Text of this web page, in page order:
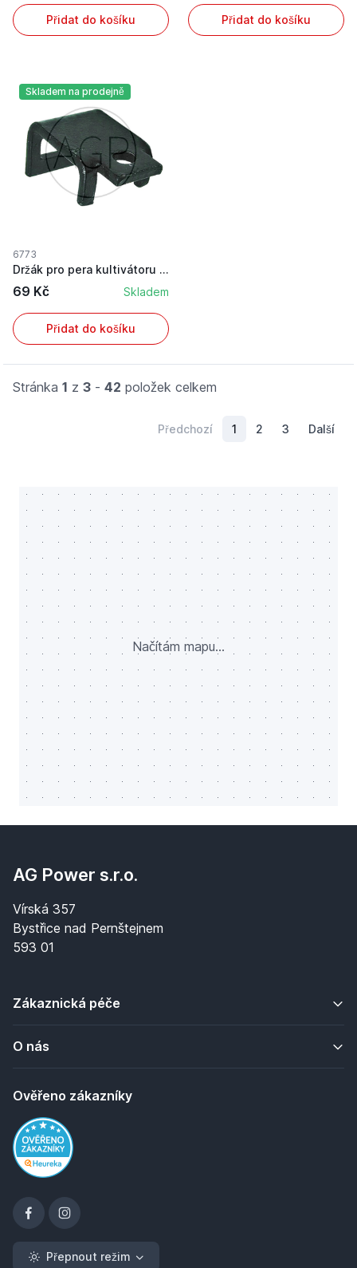
Přidat do košíku Přidat do košíku
Skladem na prodejně
6773
Držák pro pera kultivátoru o rozměru 40 x 10 mm
69 Kč Skladem
Přidat do košíku
Stránka 1 z 3 - 42 položek celkem
Předchozí 1 2 3 Další
Načítám mapu...
AG Power s.r.o.
Vírská 357
Bystřice nad Pernštejnem
593 01
Zákaznická péče
O nás
Ověřeno zákazníky
Přepnout režim